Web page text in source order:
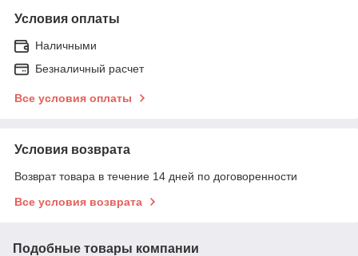
Условия оплаты
Наличными
Безналичный расчет
Все условия оплаты
Условия возврата
Возврат товара в течение 14 дней по договоренности
Все условия возврата
Подобные товары компании